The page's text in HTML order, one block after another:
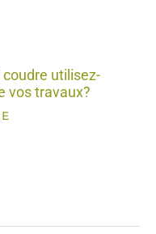
utilisez-
vos travaux?